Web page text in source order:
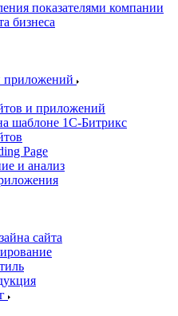
показателями компании
бизнеса
приложений
и приложений
шаблоне 1С-Битрикс
Page
и анализ
сайта